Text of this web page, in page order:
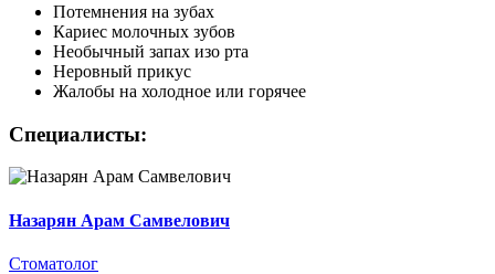
Потемнения на зубах
Кариес молочных зубов
Необычный запах изо рта
Неровный прикус
Жалобы на холодное или горячее
Специалисты:
Назарян Арам Самвелович
Стоматолог